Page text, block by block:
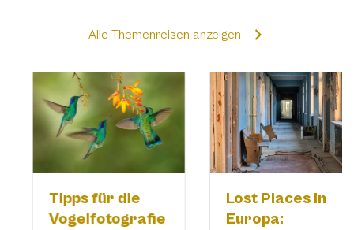
Alle Themenreisen anzeigen
Tipps für die
Vogelfotografie
Lost Places in
Europa: